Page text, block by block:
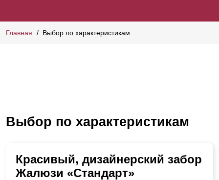
Главная Выбор по характеристикам
Выбор по характеристикам
Красивый, дизайнерский забор
Жалюзи «Стандарт»